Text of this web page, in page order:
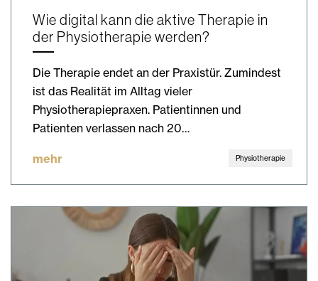
Wie digital kann die aktive Therapie in
der Physiotherapie werden?
Die Therapie endet an der Praxistür. Zumindest
ist das Realität im Alltag vieler
Physiotherapiepraxen. Patientinnen und
Patienten verlassen nach 20…
mehr Physiotherapie